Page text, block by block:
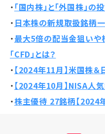
・ 「国内株」と「外国株」の
・ 日本株の新規取扱銘柄
・最大5倍の配当金狙いや
「CFD」とは？
・ 【2024年11月】米国株
・ 【2024年10月】NISA人
・株主優待 27銘柄【2024